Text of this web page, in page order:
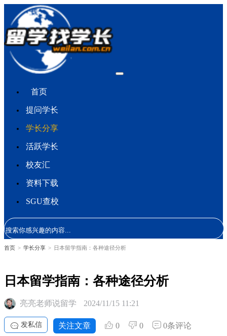
首页
提问学长
学长分享
活跃学长
校友汇
资料下载
SGU查校
首页 > 学长分享 > 日本留学指南：各种途径分析
日本留学指南：各种途径分析
亮亮老师说留学 2024/11/15 11:21
发私信 关注文章 0 0
0条评论